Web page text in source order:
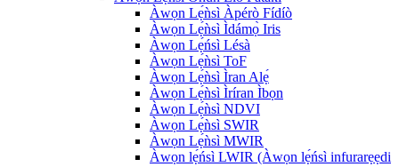
Àwọn Lẹ́ǹsì Àpérò Fídíò
Àwọn Lẹ́ǹsì Ìdámọ̀ Iris
Àwọn Lẹ́ńsì Lésà
Àwọn Lẹ́ǹsì ToF
Àwọn Lẹ́ǹsì Ìran Alẹ́
Àwọn Lẹ́ǹsì Ìríran Ìbọn
Àwọn Lẹ́ǹsì NDVI
Àwọn Lẹ́ǹsì SWIR
Àwọn Lẹ́ǹsì MWIR
Àwọn lẹ́ńsì LWIR (Àwọn lẹ́ńsì infurarẹẹdi